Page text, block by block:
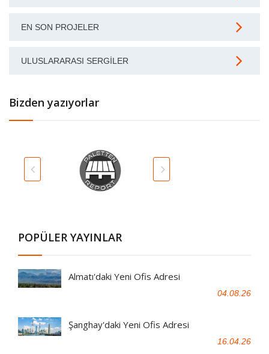
EN SON PROJELER
ULUSLARARASI SERGILER
Bizden yazıyorlar
POPÜLER YAYINLAR
Almatı'daki Yeni Ofis Adresi
04.08.26
Şanghay'daki Yeni Ofis Adresi
16.04.26